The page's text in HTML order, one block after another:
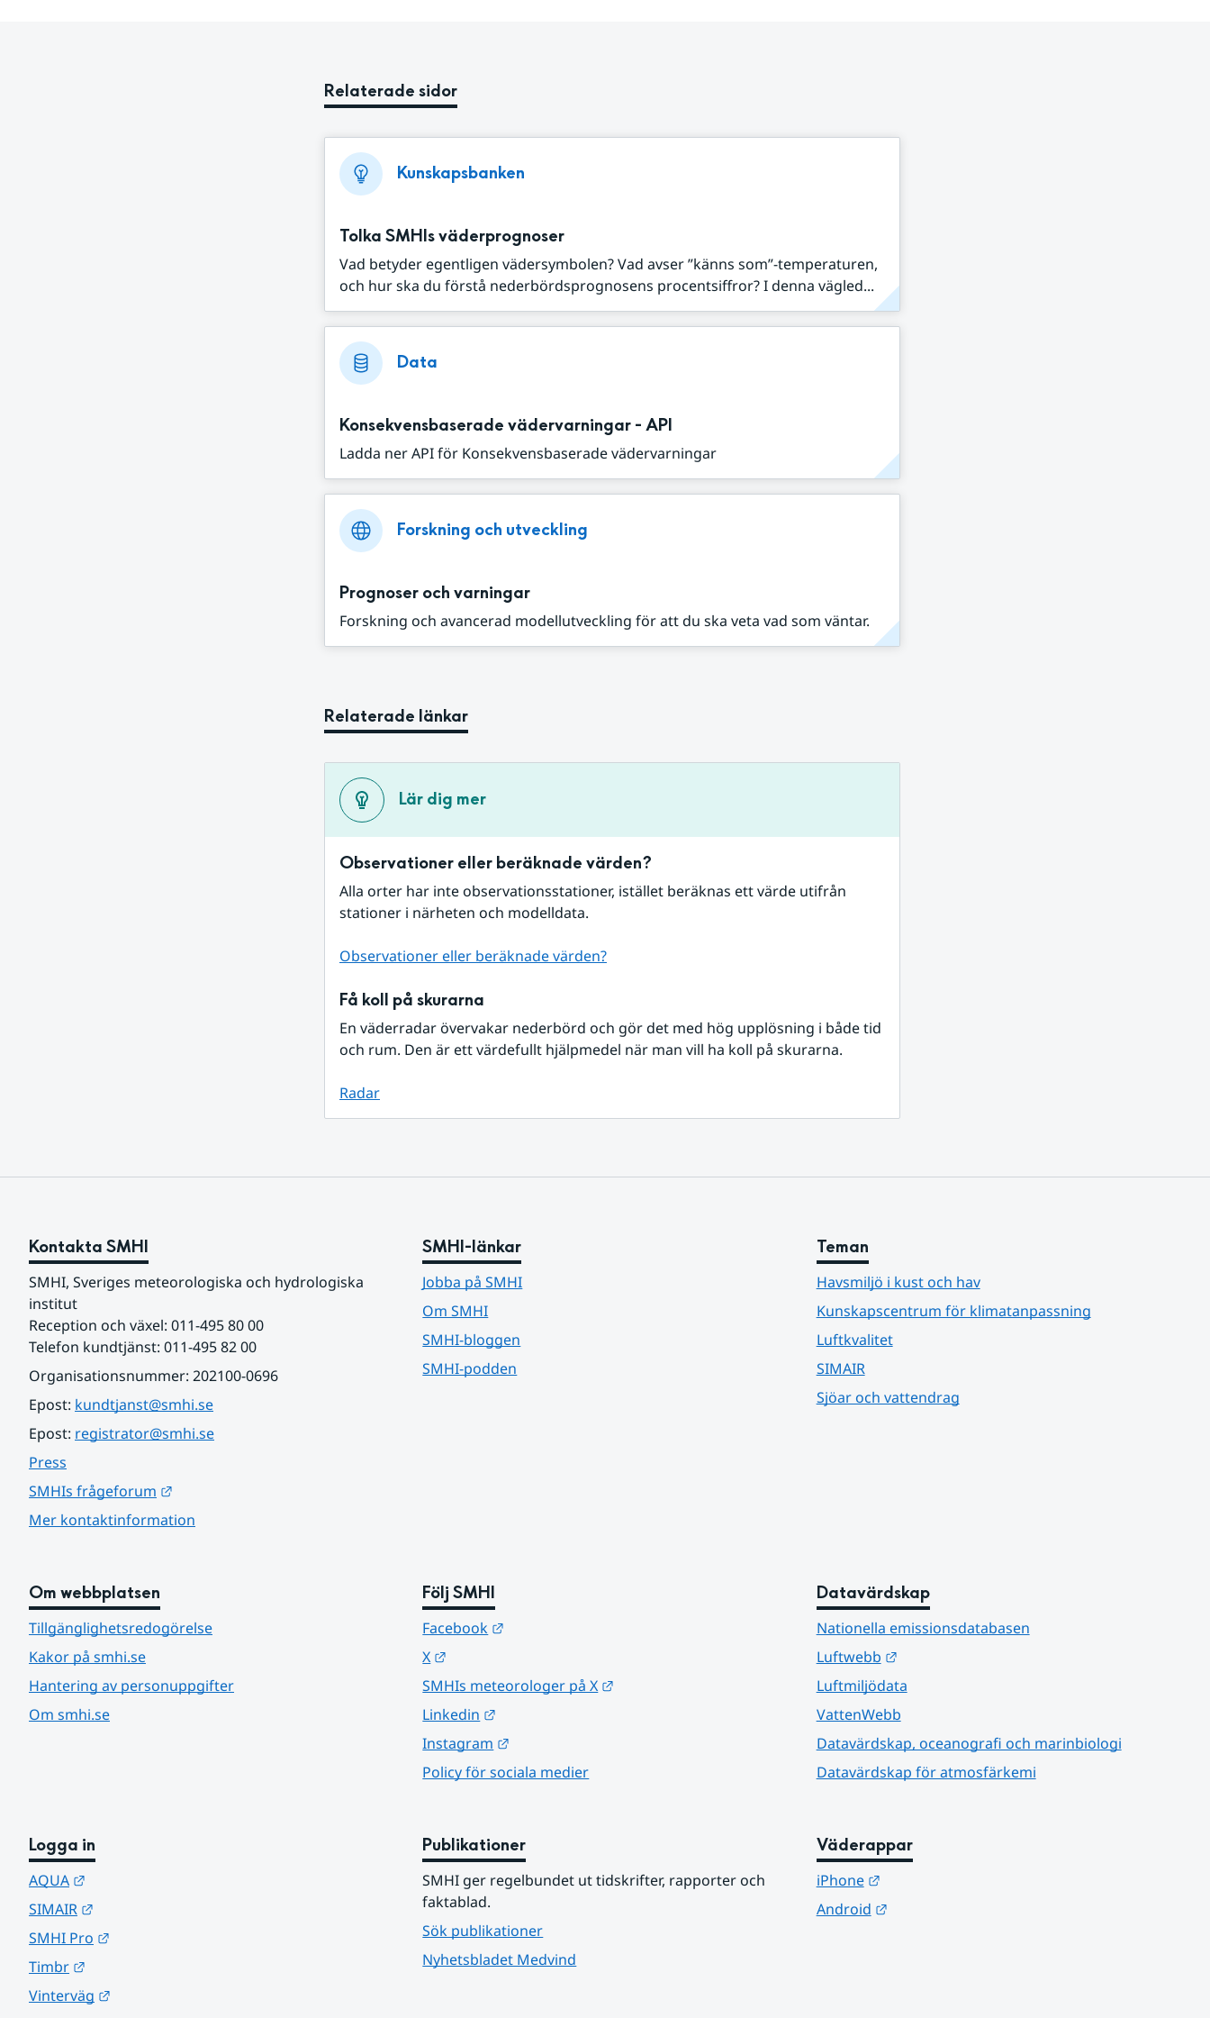
Relaterade sidor
Kunskapsbanken
Tolka SMHIs väderprognoser
Vad betyder egentligen vädersymbolen? Vad avser ”känns som”-temperaturen,
och hur ska du förstå nederbördsprognosens procentsiffror? I denna vägled...
Data
Konsekvensbaserade vädervarningar - API
Ladda ner API för Konsekvensbaserade vädervarningar
Forskning och utveckling
Prognoser och varningar
Forskning och avancerad modellutveckling för att du ska veta vad som väntar.
Relaterade länkar
Lär dig mer
Observationer eller beräknade värden?
Alla orter har inte observationsstationer, istället beräknas ett värde utifrån
stationer i närheten och modelldata.
Observationer eller beräknade värden?
Få koll på skurarna
En väderradar övervakar nederbörd och gör det med hög upplösning i både tid
och rum. Den är ett värdefullt hjälpmedel när man vill ha koll på skurarna.
Radar
Kontakta SMHI
SMHI, Sveriges meteorologiska och hydrologiska
institut
Reception och växel: 011-495 80 00
Telefon kundtjänst: 011-495 82 00
Organisationsnummer: 202100-0696
Epost: kundtjanst@smhi.se
Epost: registrator@smhi.se
Press
SMHIs frågeforum
Mer kontaktinformation
SMHI-länkar
Jobba på SMHI
Om SMHI
SMHI-bloggen
SMHI-podden
Teman
Havsmiljö i kust och hav
Kunskapscentrum för klimatanpassning
Luftkvalitet
SIMAIR
Sjöar och vattendrag
Om webbplatsen
Tillgänglighetsredogörelse
Kakor på smhi.se
Hantering av personuppgifter
Om smhi.se
Följ SMHI
Facebook
X
SMHIs meteorologer på X
Linkedin
Instagram
Policy för sociala medier
Datavärdskap
Nationella emissionsdatabasen
Luftwebb
Länk till annan webbplats.
Luftmiljödata
VattenWebb
Datavärdskap, oceanografi och marinbiologi
Datavärdskap för atmosfärkemi
Logga in
AQUA
SIMAIR
SMHI Pro
Timbr
Vinterväg
Publikationer
SMHI ger regelbundet ut tidskrifter, rapporter och
faktablad.
Sök publikationer
Nyhetsbladet Medvind
Väderappar
iPhone
Länk till annan webbplats.
Android
Länk till annan webbplats.